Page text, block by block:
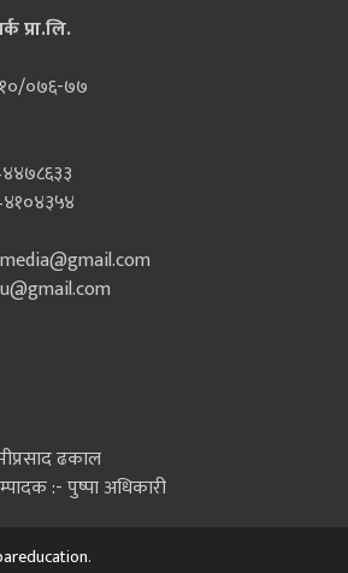
प्रा.लि.
०७६-७७
ढकाल
:- पुष्पा अधिकारी
.